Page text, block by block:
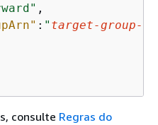
,
: " target-group-
consulte Regras do